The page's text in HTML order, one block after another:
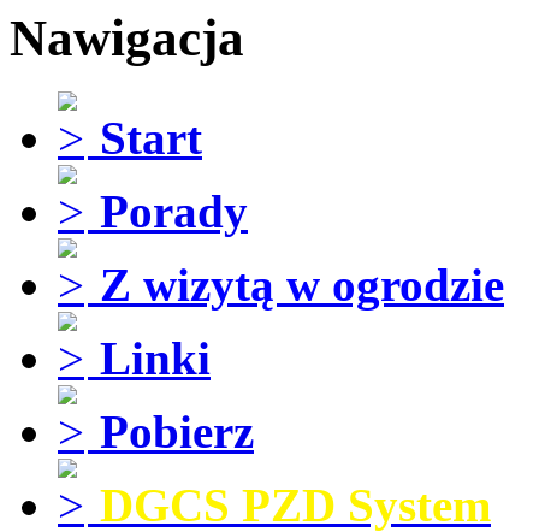
Nawigacja
Start
Porady
Z wizytą w ogrodzie
Linki
Pobierz
DGCS PZD System